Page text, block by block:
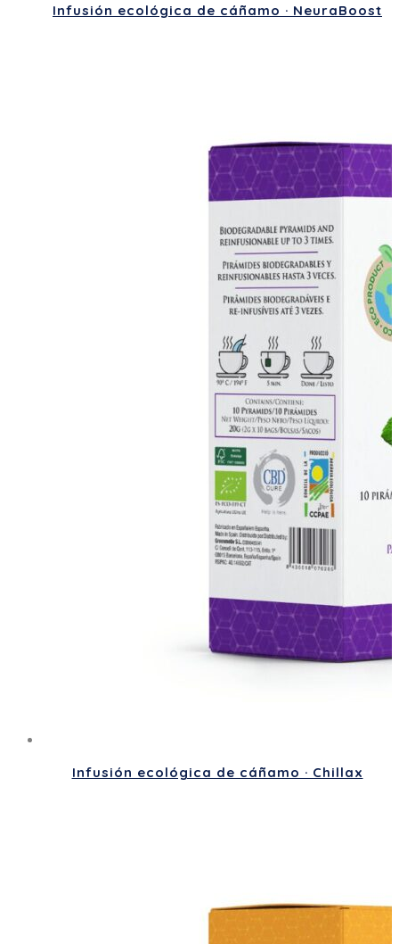
Infusión ecológica de cáñamo · NeuraBoost
Infusión ecológica de cáñamo · Chillax